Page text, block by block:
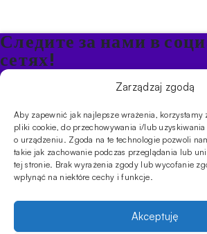
Zarządzaj zgodą
Aby zapewnić jak najlepsze wrażenia,
pliki cookie, do przechowywania i/lub
o urządzeniu. Zgoda na te technologie pozwoli
takie jak zachowanie podczas przeglądania lub
tej stronie. Brak wyrażenia zgody lub wycofanie
wpłynąć na niektóre cechy i funkcje.
Akceptuję
Следите за нами в
сетях!
Будьте в курсе акций и новостей в Кальяне
ПРОДУКТЫ
КальяныЧашиУгли и розжигПродукты
ИНФОРМАЦИЯ
АКЦИИFAQФирмыПравила работы
УСЛУГИ
МагазинОбучения